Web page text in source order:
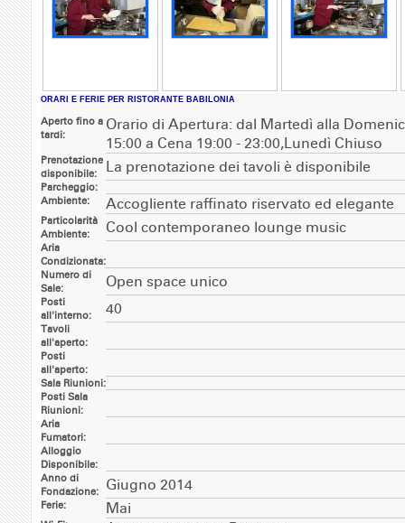
ORARI E FERIE PER RISTORANTE BABILONIA
Aperto fino a
tardi:
Orario di Apertura: dal Martedì alla
15:00 a Cena 19:00 - 23:00,Lunedì Chiuso
Prenotazione
disponibile:
La prenotazione dei tavoli è disponibile
Parcheggio:
Ambiente:
Accogliente raffinato riservato ed elegante
Particolarità
Ambiente:
Cool contemporaneo lounge music
Aria
Condizionata:
Numero di
Sale:
Open space unico
Posti
all'interno:
40
Tavoli
all'aperto:
Posti
all'aperto:
Sala Riunioni:
Posti Sala
Riunioni:
Aria
Fumatori:
Alloggio
Disponibile:
Anno di
Fondazione:
Giugno 2014
Ferie: Mai